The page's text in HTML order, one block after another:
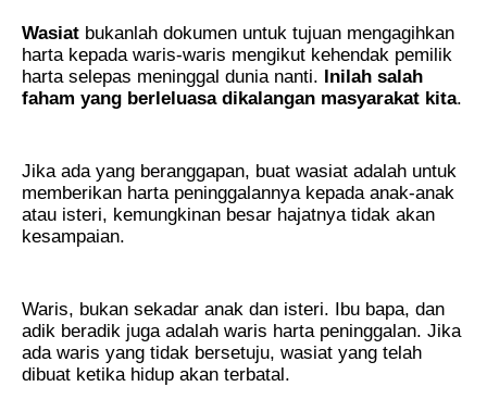
Wasiat bukanlah dokumen untuk tujuan mengagihkan
harta kepada waris-waris mengikut kehendak pemilik
harta selepas meninggal dunia nanti. Inilah salah
faham yang berleluasa dikalangan masyarakat kita.
Jika ada yang beranggapan, buat wasiat adalah untuk
memberikan harta peninggalannya kepada anak-anak
atau isteri, kemungkinan besar hajatnya tidak akan
kesampaian.
Waris, bukan sekadar anak dan isteri. Ibu bapa, dan
adik beradik juga adalah waris harta peninggalan. Jika
ada waris yang tidak bersetuju, wasiat yang telah
dibuat ketika hidup akan terbatal.